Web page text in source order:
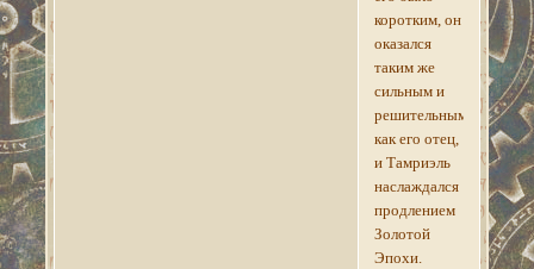
коротким, он
оказался
таким же
сильным и
решительным,
как его отец,
и Тамриэль
наслаждался
продлением
Золотой
Эпохи.